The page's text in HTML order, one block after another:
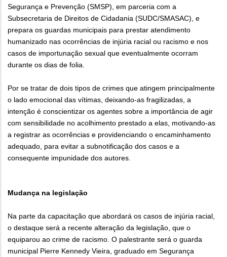
Segurança e Prevenção (SMSP), em parceria com a
Subsecretaria de Direitos de Cidadania (SUDC/SMASAC), e
prepara os guardas municipais para prestar atendimento
humanizado nas ocorrências de injúria racial ou racismo e nos
casos de importunação sexual que eventualmente ocorram
durante os dias de folia.
Por se tratar de dois tipos de crimes que atingem principalmente
o lado emocional das vítimas, deixando-as fragilizadas, a
intenção é conscientizar os agentes sobre a importância de agir
com sensibilidade no acolhimento prestado a elas, motivando-as
a registrar as ocorrências e providenciando o encaminhamento
adequado, para evitar a subnotificação dos casos e a
consequente impunidade dos autores.
Mudança na legislação
Na parte da capacitação que abordará os casos de injúria racial,
o destaque será a recente alteração da legislação, que o
equiparou ao crime de racismo. O palestrante será o guarda
municipal Pierre Kennedy Vieira, graduado em Segurança